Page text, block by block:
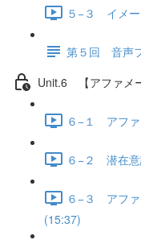
５−３ イメー
第５回 音声
Unit.6 【アファメ
６−１ アファ
６−２ 潜在意
６−３ アファ
(15:37)